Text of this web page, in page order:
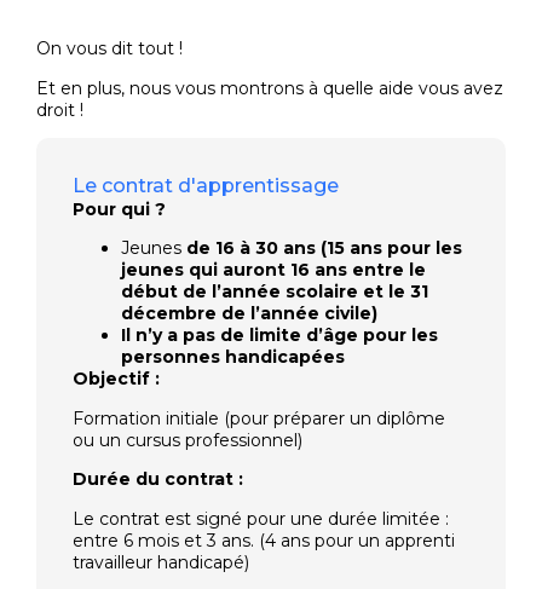
On vous dit tout !
Et en plus, nous vous montrons à quelle aide vous avez
droit !
Le contrat d'apprentissage
Pour qui ?
Jeunes de 16 à 30 ans (15 ans pour les
jeunes qui auront 16 ans entre le
début de l’année scolaire et le 31
décembre de l’année civile)
Il n’y a pas de limite d’âge pour les
personnes handicapées
Objectif :
Formation initiale (pour préparer un diplôme
ou un cursus professionnel)
Durée du contrat :
Le contrat est signé pour une durée limitée :
entre 6 mois et 3 ans. (4 ans pour un apprenti
travailleur handicapé)